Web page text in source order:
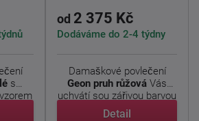
s
od 2 375 Kč
Dodáváme do 2-4 týdny
Damaškové povlečení
Geon pruh růžová Vás
uchvátí sou zářivou barvou
a ...
Detail